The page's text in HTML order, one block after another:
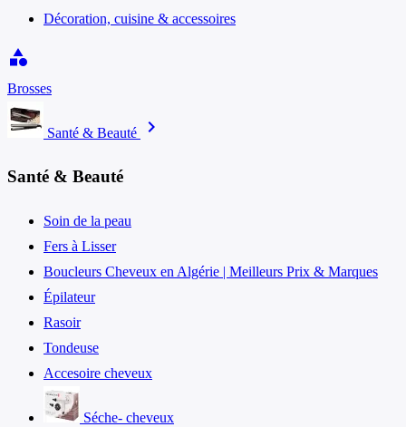
Décoration, cuisine & accessoires
category
Brosses
Santé & Beauté chevron_right
Santé & Beauté
Soin de la peau
Fers à Lisser
Boucleurs Cheveux en Algérie | Meilleurs Prix & Marques
Épilateur
Rasoir
Tondeuse
Accesoire cheveux
Séche- cheveux